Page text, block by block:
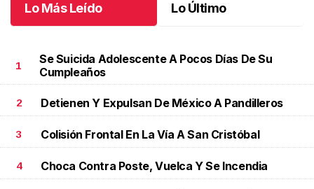
Lo Más Leído Lo Último
1
Se Suicida Adolescente A Pocos Días De Su
Cumpleaños
2 Detienen Y Expulsan De México A Pandilleros
3 Colisión Frontal En La Vía A San Cristóbal
4 Choca Contra Poste, Vuelca Y Se Incendia